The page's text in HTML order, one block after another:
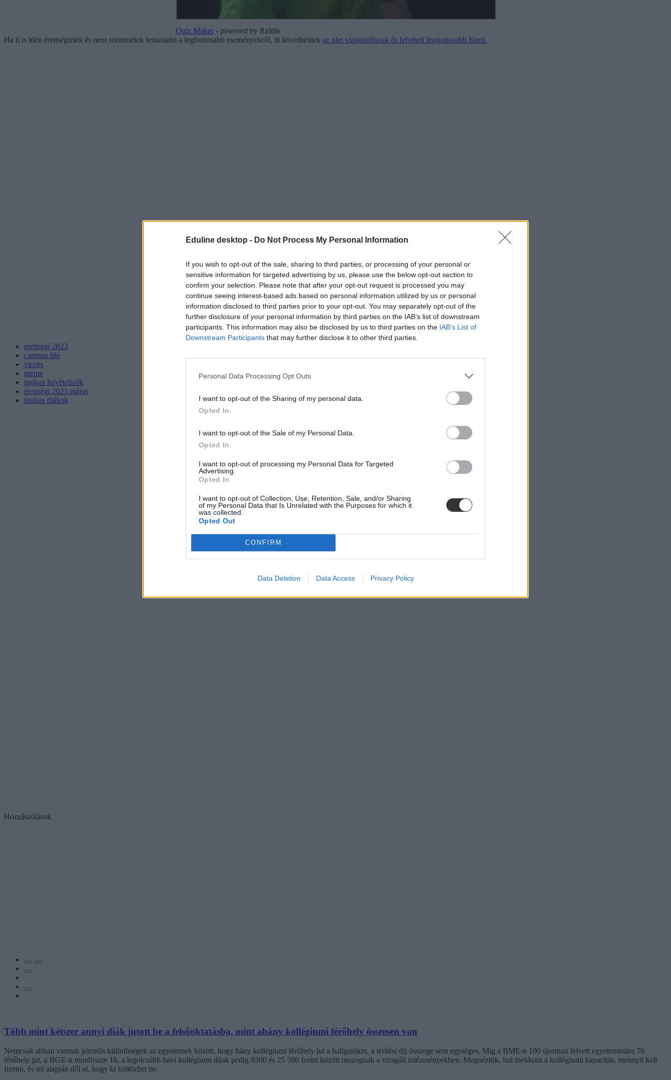
Eduline desktop - Do Not Process My Personal Information
If you wish to opt-out of the sale, sharing to third parties, or processing of your personal or
sensitive information for targeted advertising by us, please use the below opt-out section to
confirm your selection. Please note that after your opt-out request is processed you may
continue seeing interest-based ads based on personal information utilized by us or personal
information disclosed to third parties prior to your opt-out. You may separately opt-out of the
further disclosure of your personal information by third parties on the IAB’s list of downstream
participants. This information may also be disclosed by us to third parties on the IAB’s List of
Downstream Participants that may further disclose it to other third parties.
Personal Data Processing Opt Outs
I want to opt-out of the Sharing of my personal data.
Opted In
I want to opt-out of the Sale of my Personal Data.
Opted In
I want to opt-out of processing my Personal Data for Targeted
Advertising.
Opted In
I want to opt-out of Collection, Use, Retention, Sale, and/or Sharing
of my Personal Data that Is Unrelated with the Purposes for which it
was collected.
Opted Out
CONFIRM
Data Deletion Data Access Privacy Policy
Quiz Maker - powered by Riddle
Ha ti is idén érettségiztek és nem szeretnétek lemaradni a legfontosabb eseményekről, itt követhetitek az idei vizsgaidőszak és felvételi legfontosabb híreit.
érettségi 2023
campus life
vicces
meme
tipikus felvételizők
érettségi 2023 május
tipikus diákok
Hozzászólások
Több mint kétszer annyi diák jutott be a felsőoktatásba, mint ahány kollégiumi férőhely összesen van
Nemcsak abban vannak jelentős különbségek az egyetemek között, hogy hány kollégiumi férőhely jut a hallgatókra, a térítési díj összege sem egységes. Míg a BME-n 100 újonnan felvett egyetemistára 76
férőhely jut, a BGE-n mindössze 16, a legolcsóbb havi kollégiumi díjak pedig 9300 és 25 500 forint között mozognak a vizsgált intézményekben. Megnéztük, hol mekkora a kollégiumi kapacitás, mennyit kell
fizetni, és mi alapján dől el, hogy ki költözhet be.